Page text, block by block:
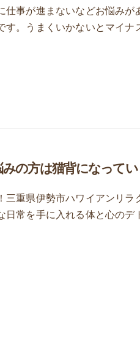
事が進まないなどお悩みが
。うまくいかないとマイナ
の方は猫背になって
重県伊勢市ハワイアンリラ
日常を手に入れる体と心のデ